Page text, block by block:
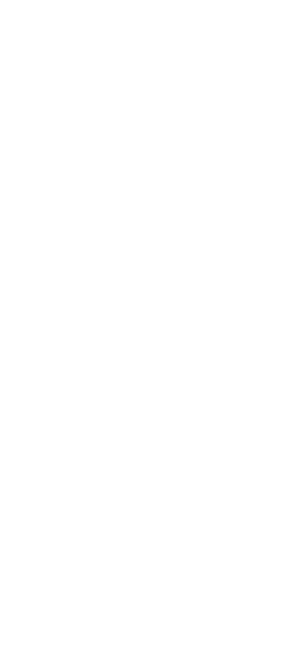
sustentável para os sistemas de saúde”
estudo
não elegíveis para inibidores PD-(L)1